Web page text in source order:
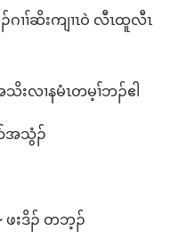
ၢၢ်​ဆိးကျၢၤ​ဝဲ လီၤထူ​လီၤ​
း​လၢ​န​မံၤ​တမ့ၢ်​ဘၣ်​ဧါ
ာ်​အသွံၣ်
ဖးဒိၣ်​ တ​ဘ့ၣ်